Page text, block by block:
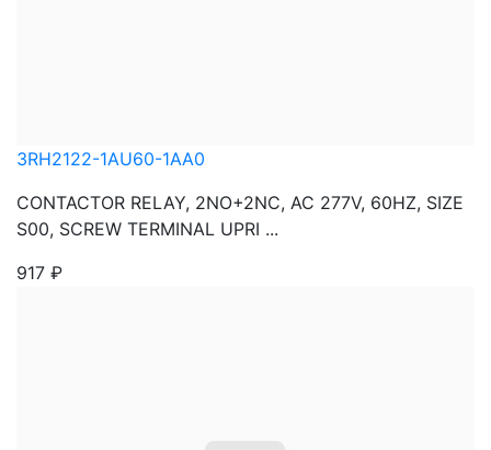
3RH2122-1AU60-1AA0
CONTACTOR RELAY, 2NO+2NC, AC 277V, 60HZ, SIZE
S00, SCREW TERMINAL UPRI ...
917 ₽